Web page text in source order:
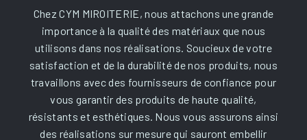
Chez CYM MIROITERIE, nous attachons une grande
importance à la qualité des matériaux que nous
utilisons dans nos réalisations. Soucieux de votre
satisfaction et de la durabilité de nos produits, nous
travaillons avec des fournisseurs de confiance pour
vous garantir des produits de haute qualité,
résistants et esthétiques. Nous vous assurons ainsi
des réalisations sur mesure qui sauront embellir